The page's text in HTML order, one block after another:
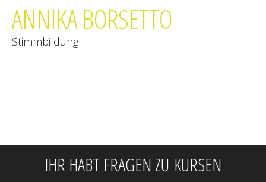
ANNIKA BORSETTO
Stimmbildung
IHR HABT FRAGEN ZU KURSEN